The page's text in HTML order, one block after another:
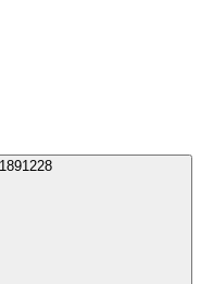
+7 (959) 1891228